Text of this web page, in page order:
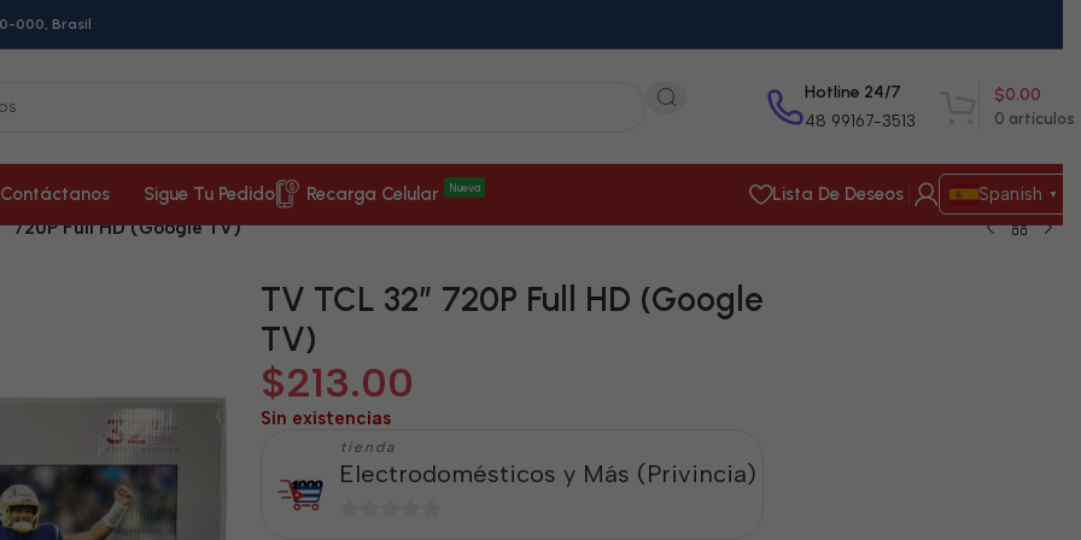
000, Brasil
Hotline 24/7
48 99167-3513 0 artículos
$0.00
Contáctanos Sigue Tu Pedido Recarga Celular Nueva Lista De Deseos Spanish ▼
720P Full HD (Google TV)
TV TCL 32” 720P Full HD (Google
TV)
$213.00
Sin existencias
tienda
Electrodomésticos y Más (Privincia)